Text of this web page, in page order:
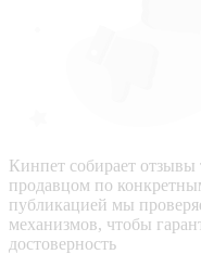
Кинпет собирает отзывы
продавцом по
публикацией мы
механизмов, чтобы
достоверность